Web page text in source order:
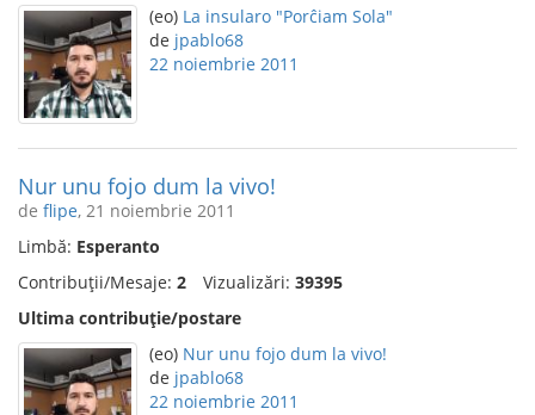
(eo) La insularo "Porĉiam Sola"
de jpablo68
22 noiembrie 2011
Nur unu fojo dum la vivo!
de flipe, 21 noiembrie 2011
Limbă: Esperanto
Contribuții/Mesaje: 2 Vizualizări: 39395
Ultima contribuție/postare
(eo) Nur unu fojo dum la vivo!
de jpablo68
22 noiembrie 2011